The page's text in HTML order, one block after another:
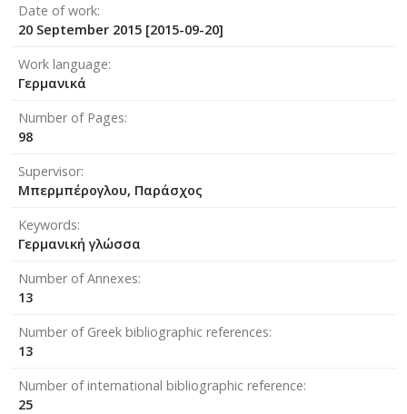
Date of work
20 September 2015 [2015-09-20]
Work language
Γερμανικά
Number of Pages
98
Supervisor
Μπερμπέρογλου, Παράσχος
Keywords
Γερμανική γλώσσα
Number of Annexes
13
Number of Greek bibliographic references
13
Number of international bibliographic reference
25